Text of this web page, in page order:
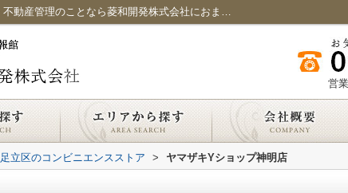
ヤマザキYショップ神明店情報ページ｜綾瀬の賃貸・不動産管理のことなら菱和開発株式会社におまかせください
営
足立区のコンビニエンスストア > ヤマザキYショップ神明店